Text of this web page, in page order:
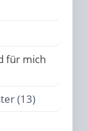
für mich
(13)